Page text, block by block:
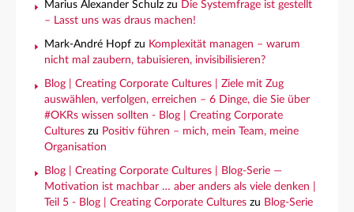
Marius Alexander Schulz zu Die Systemfrage ist gestellt
– Lasst uns was draus machen!
Mark-André Hopf zu Komplexität managen – warum
nicht mal zaubern, tabuisieren, invisibilisieren?
Blog | Creating Corporate Cultures | Ziele mit Zug
auswählen, verfolgen, erreichen – 6 Dinge, die Sie über
#OKRs wissen sollten - Blog | Creating Corporate
Cultures zu Positiv führen – mich, mein Team, meine
Organisation
Blog | Creating Corporate Cultures | Blog-Serie —
Motivation ist machbar … aber anders als viele denken |
Teil 5 - Blog | Creating Corporate Cultures zu Blog-Serie